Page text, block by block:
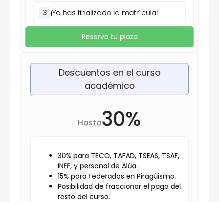
3 ¡Ya has finalizado la matrícula!
Reserva tu plaza
Descuentos en el curso
académico
Hasta30%
30% para TECO, TAFAD, TSEAS, TSAF,
INEF, y personal de Alúa.
15% para Federados en Piragüismo.
Posibilidad de fraccionar el pago del
resto del curso.